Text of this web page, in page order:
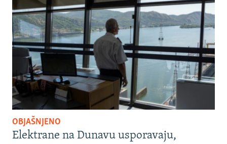
OBJAŠNJENO
Elektrane na Dunavu usporavaju,